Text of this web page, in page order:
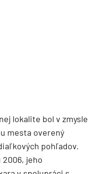
lokalite bol v zmysle
mesta overený
pohľadov.
jeho